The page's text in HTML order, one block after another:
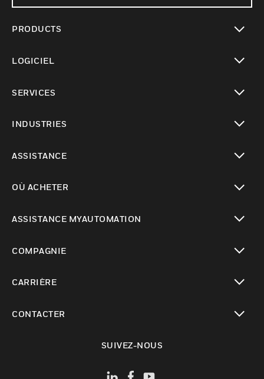
PRODUCTS
LOGICIEL
SERVICES
INDUSTRIES
ASSISTANCE
OÙ ACHETER
ASSISTANCE MYAUTOMATION
COMPAGNIE
CARRIÈRE
CONTACTER
SUIVEZ-NOUS